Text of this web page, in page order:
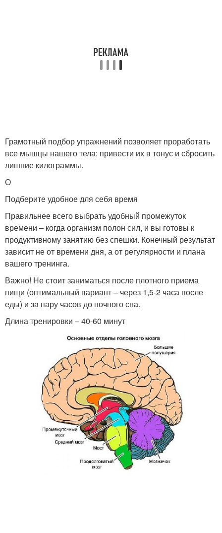
Грамотный подбор упражнений позволяет проработать
все мышцы нашего тела: привести их в тонус и сбросить
лишние килограммы.
О
Подберите удобное для себя время
Правильнее всего выбрать удобный промежуток
времени – когда организм полон сил, и вы готовы к
продуктивному занятию без спешки. Конечный результат
зависит не от времени дня, а от регулярности и плана
вашего тренинга.
Важно! Не стоит заниматься после плотного приема
пищи (оптимальный вариант – через 1,5-2 часа после
еды) и за пару часов до ночного сна.
Длина тренировки – 40-60 минут